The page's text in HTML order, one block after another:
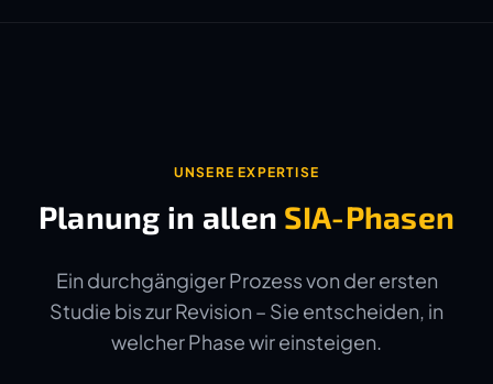
UNSERE EXPERTISE
Planung in allen SIA-Phasen
Ein durchgängiger Prozess von der ersten
Studie bis zur Revision – Sie entscheiden, in
welcher Phase wir einsteigen.